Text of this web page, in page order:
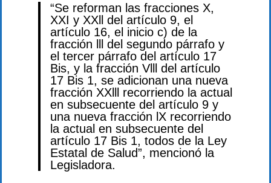
“Se reforman las fracciones X,
XXI y XXll del artículo 9, el
artículo 16, el inicio c) de la
fracción lll del segundo párrafo y
el tercer párrafo del artículo 17
Bis, y la fracción Vlll del artículo
17 Bis 1, se adicionan una nueva
fracción XXlll recorriendo la actual
en subsecuente del artículo 9 y
una nueva fracción lX recorriendo
la actual en subsecuente del
artículo 17 Bis 1, todos de la Ley
Estatal de Salud”, mencionó la
Legisladora.